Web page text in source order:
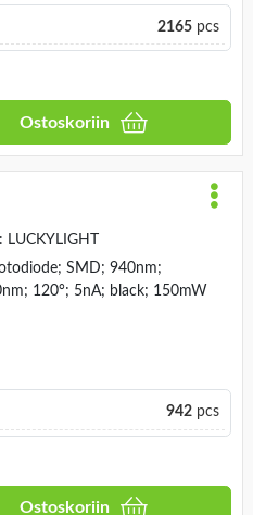
Ostoskoriin
LUCKYLIGHT